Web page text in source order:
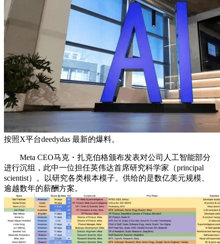
按照X平台deedydas 最新的爆料。
Meta CEO马克・扎克伯格颁布发表对公司人工智能部分
进行沉组，此中一位担任英伟达首席研究科学家（principal
scientist）。以研究各类根本模子。供给的是数亿美元规模、
逾越数年的薪酬方案。